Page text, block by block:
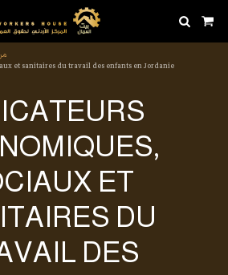
et sanitaires du travail des enfants en Jordanie
ET
DU
DES